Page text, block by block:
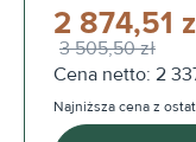
2 874,51
3 505,50 zł
Cena netto: 2
Najniższa cena z